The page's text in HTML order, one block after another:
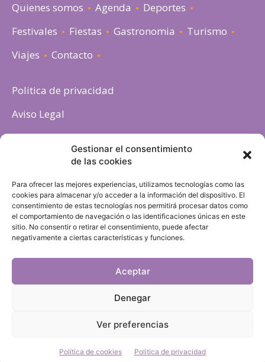
Gestionar el consentimiento
de las cookies
Para ofrecer las mejores experiencias, utilizamos tecnologías como las
cookies para almacenar y/o acceder a la información del dispositivo. El
consentimiento de estas tecnologías nos permitirá procesar datos como
el comportamiento de navegación o las identificaciones únicas en este
sitio. No consentir o retirar el consentimiento, puede afectar
negativamente a ciertas características y funciones.
Aceptar
Denegar
Ver preferencias
Política de cookies Politica de privacidad
Quienes somos Agenda
Deportes
Festivales
Fiestas Gastronomia
Turismo
Viajes
Contacto
Politica de privacidad
Aviso Legal
Política de cookies